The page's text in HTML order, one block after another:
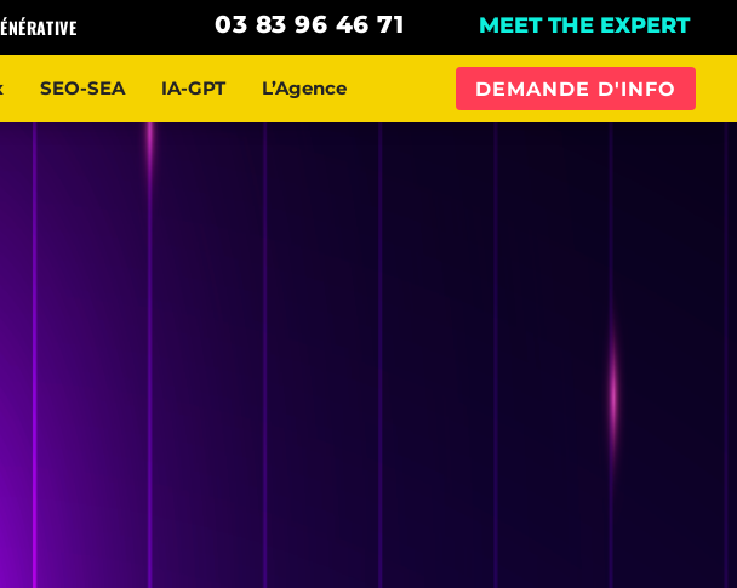
03 83 96 46 71 MEET THE EXPERT
SEO-SEA IA-GPT L’Agence DEMANDE D'INFO